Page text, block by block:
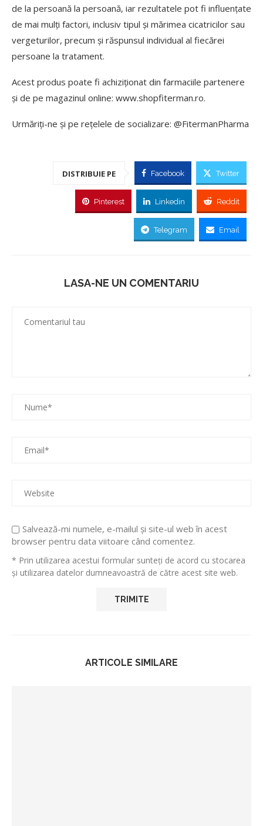
de la persoană la persoană, iar rezultatele pot fi influențate
de mai mulți factori, inclusiv tipul și mărimea cicatricilor sau
vergeturilor, precum și răspunsul individual al fiecărei
persoane la tratament.
Acest produs poate fi achiziționat din farmaciile partenere
și de pe magazinul online: www.shopfiterman.ro.
Urmăriți-ne și pe rețelele de socializare: @FitermanPharma
DISTRIBUIE PE Facebook Twitter
Pinterest Linkedin Reddit
Telegram Email
LASA-NE UN COMENTARIU
Salvează-mi numele, e-mailul și site-ul web în acest
browser pentru data viitoare când comentez.
* Prin utilizarea acestui formular sunteți de acord cu stocarea
și utilizarea datelor dumneavoastră de către acest site web.
ARTICOLE SIMILARE